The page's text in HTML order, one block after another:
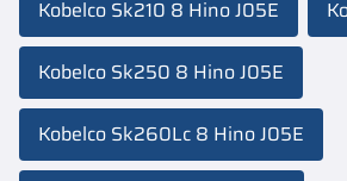
Kobelco Sk210 8 Hino J05E
Kobelco Sk250 8 Hino J05E
Kobelco Sk260Lc 8 Hino J05E